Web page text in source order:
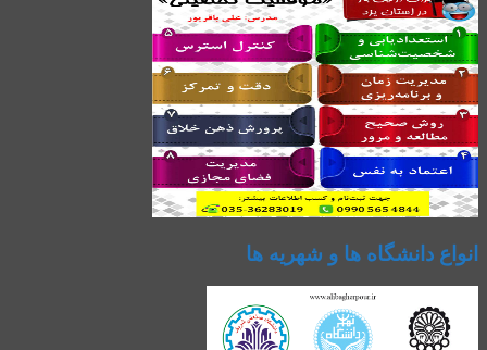
انواع دانشگاه ها و شهریه ها